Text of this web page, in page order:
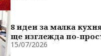
8 идеи за малка
ще изглежда по-
15/07/2026